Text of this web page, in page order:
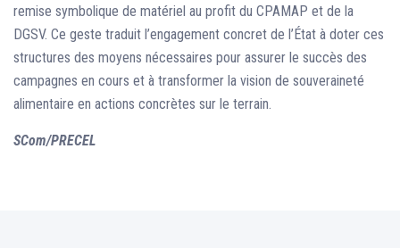
remise symbolique de matériel au profit du CPAMAP et de la
DGSV. Ce geste traduit l’engagement concret de l’État à doter ces
structures des moyens nécessaires pour assurer le succès des
campagnes en cours et à transformer la vision de souveraineté
alimentaire en actions concrètes sur le terrain.
SCom/PRECEL